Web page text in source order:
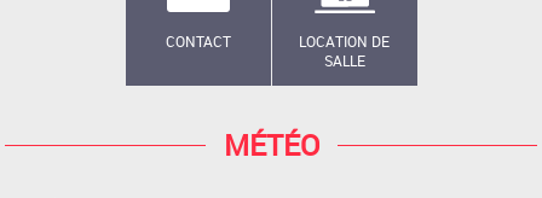
CONTACT
LOCATION DE
SALLE
MÉTÉO